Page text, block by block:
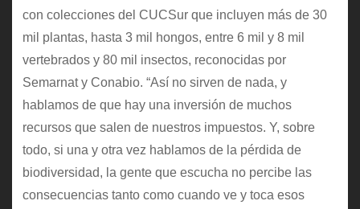
con colecciones del CUCSur que incluyen más de 30
mil plantas, hasta 3 mil hongos, entre 6 mil y 8 mil
vertebrados y 80 mil insectos, reconocidas por
Semarnat y Conabio. “Así no sirven de nada, y
hablamos de que hay una inversión de muchos
recursos que salen de nuestros impuestos. Y, sobre
todo, si una y otra vez hablamos de la pérdida de
biodiversidad, la gente que escucha no percibe las
consecuencias tanto como cuando ve y toca esos